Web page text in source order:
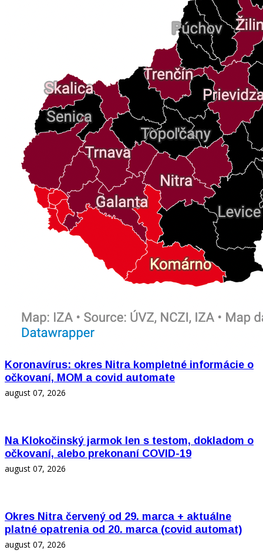
Koronavírus: okres Nitra kompletné informácie o
očkovaní, MOM a covid automate
august 07, 2026
Na Klokočinský jarmok len s testom, dokladom o
očkovaní, alebo prekonaní COVID-19
august 07, 2026
Okres Nitra červený od 29. marca + aktuálne
platné opatrenia od 20. marca (covid automat)
august 07, 2026